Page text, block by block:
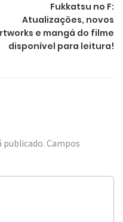
Fukkatsu no F:
Atualizações, novos
e mangá do filme
disponível para leitura!
publicado. Campos